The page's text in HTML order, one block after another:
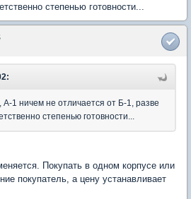
степенью готовности...
1 ничем не отличается от Б-1, разве
степенью готовности...
Покупать в одном корпусе или
покупатель, а цену устанавливает